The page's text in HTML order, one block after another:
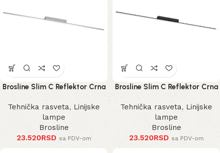
Brosline Slim C Reflektor Crna
3000K 1200 mm 40 mm 1291
mm
Tehnička rasveta, Linijske
lampe
Brosline
23.520RSD sa PDV-om
Brosline Slim C Reflektor Crna
3000K 1200 mm 40 mm 1289
mm
Tehnička rasveta, Linijske
lampe
Brosline
23.520RSD sa PDV-om